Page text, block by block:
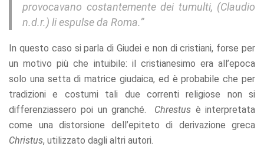
provocavano costantemente dei tumulti, (Claudio
n.d.r.) li espulse da Roma.”
In questo caso si parla di Giudei e non di cristiani, forse per
un motivo più che intuibile: il cristianesimo era all’epoca
solo una setta di matrice giudaica, ed è probabile che per
tradizioni e costumi tali due correnti religiose non si
differenziassero poi un granché. Chrestus è interpretata
come una distorsione dell’epiteto di derivazione greca
Christus, utilizzato dagli altri autori.